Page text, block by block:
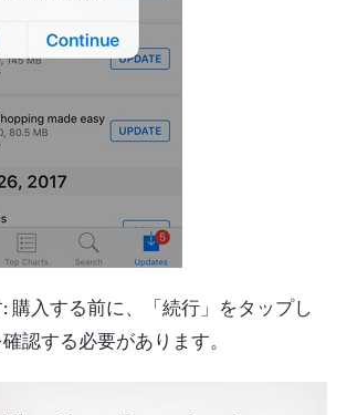
購入する前に、「続行」をタップし
認する必要があります。